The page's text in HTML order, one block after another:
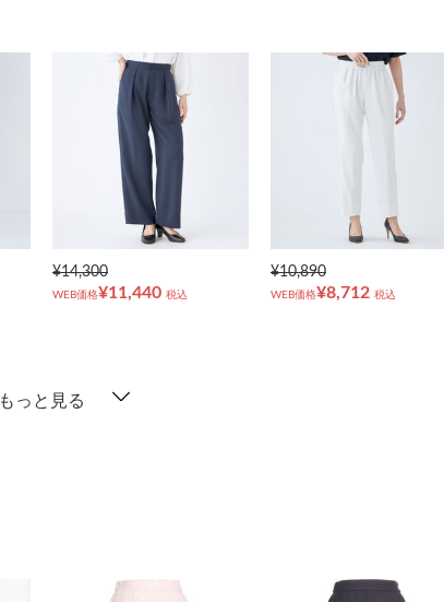
¥14,300
WEB価格¥11,440 税込
¥10,890
WEB価格¥8,712 税込
もっと見る